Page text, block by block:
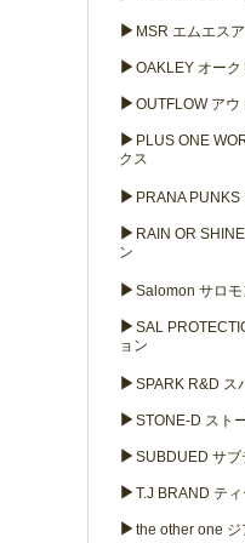
▶ MSR エムエス
▶ OAKLEY オーク
▶ OUTFLOW アウ
▶ PLUS ONE
クス
▶ PRANA
▶ RAIN OR
ン
▶ Salomon サロモ
▶ SAL
ョン
▶ SPARK R&D ス
▶ STONE-D スト
▶ SUBDUED サブ
▶ T.J BRAND テ
▶ the other one ジ